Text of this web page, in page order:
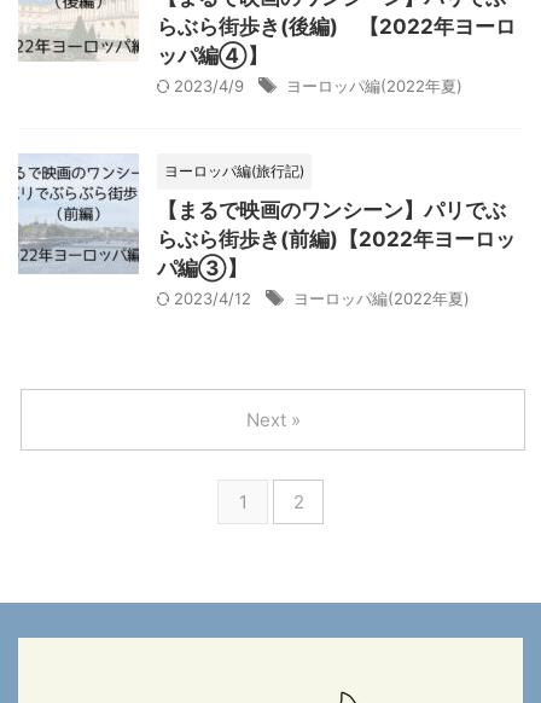
らぶら街歩き(後編) 【2022年ヨーロ
ッパ編④】
2023/4/9 ヨーロッパ編(2022年夏)
ヨーロッパ編(旅行記)
【まるで映画のワンシーン】パリでぶ
らぶら街歩き(前編)【2022年ヨーロッ
パ編③】
2023/4/12 ヨーロッパ編(2022年夏)
1 2
Next »